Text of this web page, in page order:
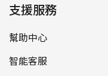
支援服務
幫助中心
智能客服